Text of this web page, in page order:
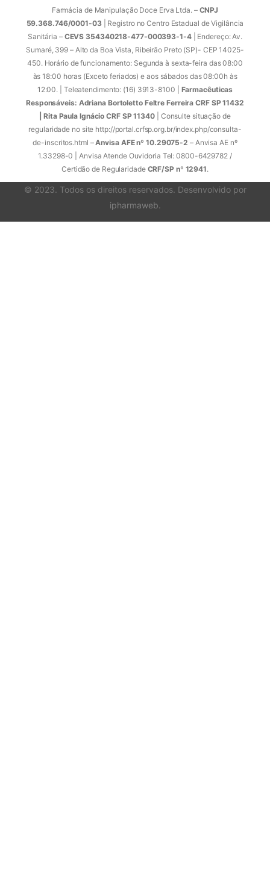
Farmácia de Manipulação Doce Erva Ltda. – CNPJ
59.368.746/0001-03| Registro no Centro Estadual de Vigilância
Sanitária –CEVS 354340218-477-000393-1-4| Endereço: Av.
Sumaré, 399 – Alto da Boa Vista, Ribeirão Preto (SP)- CEP 14025-
450. Horário de funcionamento: Segunda à sexta-feira das 08:00
às 18:00 horas (Exceto feriados) e aos sábados das 08:00h às
12:00. | Teleatendimento: (16) 3913-8100 | Farmacêuticas
Responsáveis: Adriana Bortoletto Feltre Ferreira CRF SP 11432
| Rita Paula Ignácio CRF SP 11340 | Consulte situação de
regularidade no site http://portal.crfsp.org.br/index.php/consulta-
de-inscritos.html –Anvisa AFE nº 10.29075-2 – Anvisa AE nº
1.33298-0 | Anvisa Atende Ouvidoria Tel: 0800-6429782 /
Certidão de Regularidade CRF/SP nº 12941.
© 2023. Todos os direitos reservados. Desenvolvido por
ipharmaweb.